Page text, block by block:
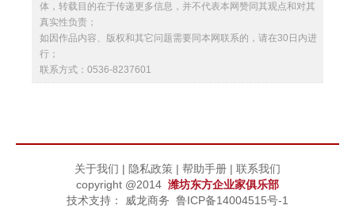
体，转载目的在于传递更多信息，并不代表本网赞同其观点和对其
真实性负责；
如因作品内容、版权和其它问题需要同本网联系的，请在30日内进
行；
联系方式：0536-8237601
关于我们 | 隐私政策 | 帮助手册 | 联系我们
copyright @2014 潍坊东方企业家俱乐部
技术支持： 威龙商务 鲁ICP备14004515号-1